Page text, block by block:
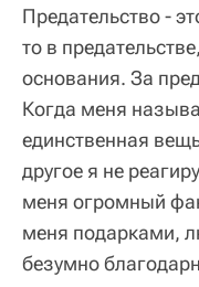
Предательство -
то в
основания. За
Когда меня
единственная
другое я не
меня огромный
меня подарками,
безумно